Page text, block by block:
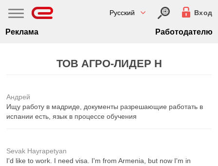
Русский Вход
Реклама Работодателю
ТОВ АГРО-ЛИДЕР Н
Андрей
Ищу работу в мадриде, документы разрешающие работать в
испании есть, язык в процессе обучения
Sevak Hayrapetyan
I'd like to work. I need visa. I'm from Armenia, but now I'm in